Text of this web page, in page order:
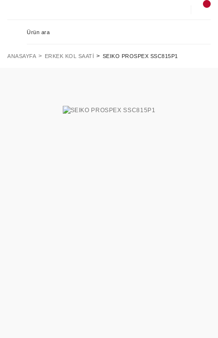
ANASAYFA ERKEK KOL SAATI SEIKO PROSPEX SSC815P1